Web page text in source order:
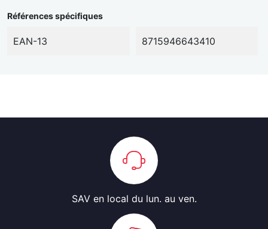
Références spécifiques
EAN-13 8715946643410
SAV en local du lun. au ven.